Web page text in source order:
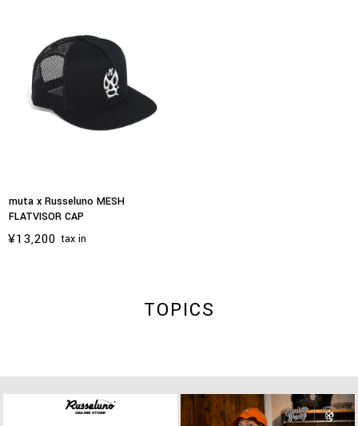
muta x Russeluno MESH
FLATVISOR CAP
¥13,200 tax in
TOPICS